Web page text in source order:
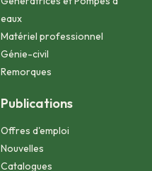
eaux
Matériel professionnel
Génie-civil
Remorques
Publications
Offres d'emploi
Nouvelles
Catalogues